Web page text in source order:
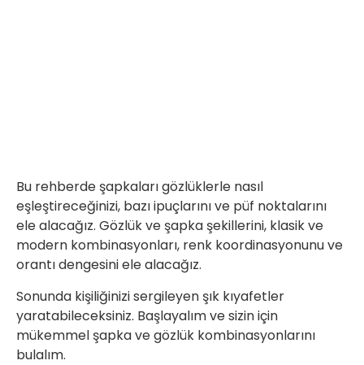
Bu rehberde şapkaları gözlüklerle nasıl
eşleştireceğinizi, bazı ipuçlarını ve püf noktalarını
ele alacağız. Gözlük ve şapka şekillerini, klasik ve
modern kombinasyonları, renk koordinasyonunu ve
orantı dengesini ele alacağız.
Sonunda kişiliğinizi sergileyen şık kıyafetler
yaratabileceksiniz. Başlayalım ve sizin için
mükemmel şapka ve gözlük kombinasyonlarını
bulalım.